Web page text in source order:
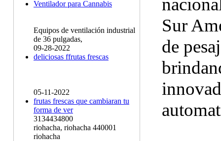
Ventilador para Cannabis
Equipos de ventilación industrial
de 36 pulgadas,
09-28-2022
deliciosas ffrutas frescas
05-11-2022
frutas frescas que cambiaran tu
forma de ver
3134434800
riohacha, riohacha 440001
riohacha
Sur
de